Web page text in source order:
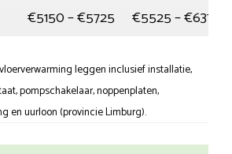
€5150 – €5725 €5525 – €6375
leggen inclusief installatie,
pompschakelaar, noppenplaten,
en uurloon (provincie Limburg).